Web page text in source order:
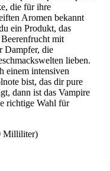
die für ihre
Aromen bekannt
ein Produkt, das
mit
Dampfer, die
lieben.
einem intensiven
bist, das dir pure
dann ist das Vampire
richtige Wahl für
Milliliter)